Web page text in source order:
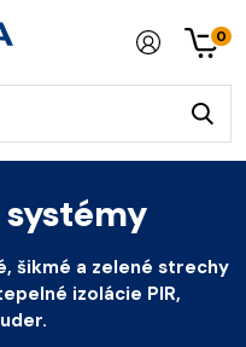
0
šikmé a zelené strechy
izolácie PIR,